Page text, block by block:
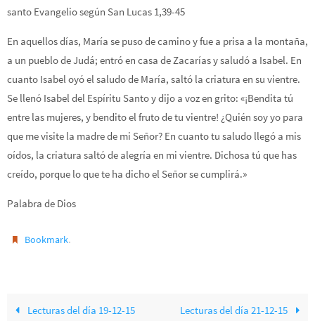
santo Evangelio según San Lucas 1,39-45
En aquellos días, María se puso de camino y fue a prisa a la montaña,
a un pueblo de Judá; entró en casa de Zacarías y saludó a Isabel. En
cuanto Isabel oyó el saludo de María, saltó la criatura en su vientre.
Se llenó Isabel del Espíritu Santo y dijo a voz en grito: «¡Bendita tú
entre las mujeres, y bendito el fruto de tu vientre! ¿Quién soy yo para
que me visite la madre de mi Señor? En cuanto tu saludo llegó a mis
oídos, la criatura saltó de alegría en mi vientre. Dichosa tú que has
creído, porque lo que te ha dicho el Señor se cumplirá.»
Palabra de Dios
Bookmark.
Lecturas del día 19-12-15 Lecturas del día 21-12-15